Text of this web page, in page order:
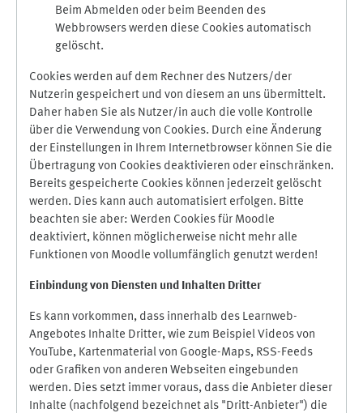
Beim Abmelden oder beim Beenden des
Webbrowsers werden diese Cookies automatisch
gelöscht.
Cookies werden auf dem Rechner des Nutzers/der
Nutzerin gespeichert und von diesem an uns übermittelt.
Daher haben Sie als Nutzer/in auch die volle Kontrolle
über die Verwendung von Cookies. Durch eine Änderung
der Einstellungen in Ihrem Internetbrowser können Sie die
Übertragung von Cookies deaktivieren oder einschränken.
Bereits gespeicherte Cookies können jederzeit gelöscht
werden. Dies kann auch automatisiert erfolgen. Bitte
beachten sie aber: Werden Cookies für Moodle
deaktiviert, können möglicherweise nicht mehr alle
Funktionen von Moodle vollumfänglich genutzt werden!
Einbindung von Diensten und Inhalten Dritter
Es kann vorkommen, dass innerhalb des Learnweb-
Angebotes Inhalte Dritter, wie zum Beispiel Videos von
YouTube, Kartenmaterial von Google-Maps, RSS-Feeds
oder Grafiken von anderen Webseiten eingebunden
werden. Dies setzt immer voraus, dass die Anbieter dieser
Inhalte (nachfolgend bezeichnet als "Dritt-Anbieter") die